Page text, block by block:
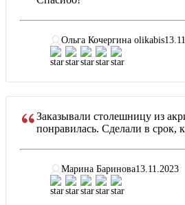
Ольга Кочергина olikabis
Заказывали столешницу из
понравилась. Сделали в срок,
Марина Баринова13.11.2023